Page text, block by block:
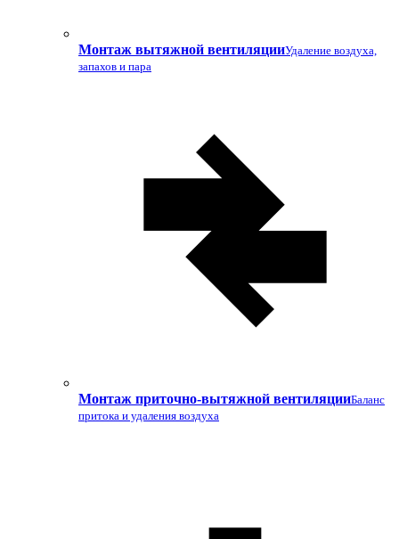
Монтаж вытяжной вентиляцииУдаление воздуха,
запахов и пара
Монтаж приточно-вытяжной вентиляцииБаланс
притока и удаления воздуха